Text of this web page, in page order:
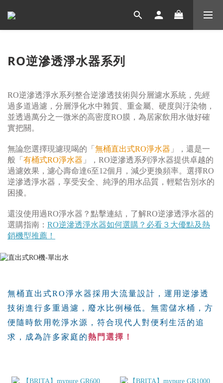
RO逆滲透淨水器系列
RO逆滲透淨水系列整合逆滲透技術與分層濾水系統，先經
過多道過濾，分層淨化水中雜質、重金屬、硬度與汙染物，
並透過萬分之一微米的高密度RO膜，為居家飲用水做好確
實把關。
無論您選擇現濾現喝的「 無桶直出式RO淨水器 」，還是一
般「 有桶式RO淨水器 」，RO逆滲透系列淨水器提供卓越的
過濾效果，濾心壽命達6至12個月，減少更換頻率。選擇RO
逆滲透淨水器，享受安全、純淨的用水品質，輕鬆告別水的
困擾。
還沒使用過RO淨水器？點擊連結，了解RO逆滲透淨水器的
選購指南： RO逆滲透淨水器如何選購？必看３大優點及熱
銷機型推薦！
無桶直出式RO淨水器採用大流量設計，運用逆滲透
技術進行多重過濾，廢水比例極低。無需儲水桶，方
便隨時飲用乾淨水源，符合現代人對便利生活的追
求，成為許多家庭的熱門選擇！